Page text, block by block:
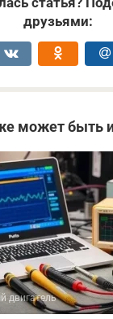
друзьями:
может быть
двигатель